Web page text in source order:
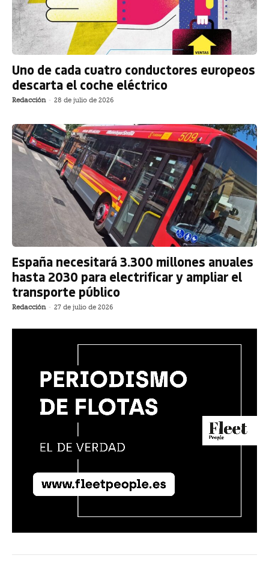
Uno de cada cuatro conductores europeos
descarta el coche eléctrico
Redacción - 28 de julio de 2026
España necesitará 3.300 millones anuales
hasta 2030 para electrificar y ampliar el
transporte público
Redacción - 27 de julio de 2026